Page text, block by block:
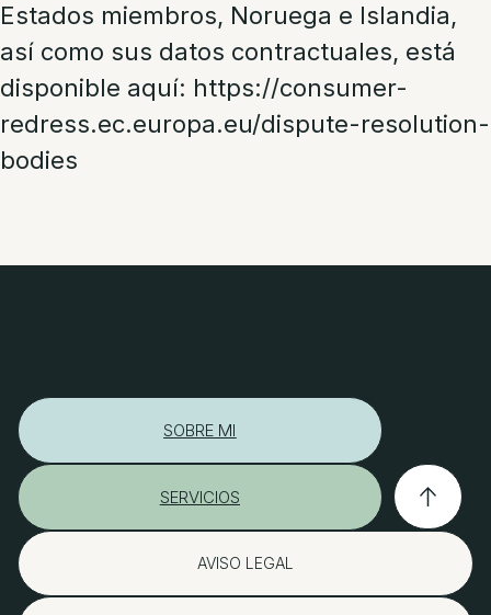
Estados miembros, Noruega e Islandia,
así como sus datos contractuales, está
disponible aquí: https://consumer-
redress.ec.europa.eu/dispute-resolution-
bodies
SOBRE MI
SERVICIOS
AVISO LEGAL